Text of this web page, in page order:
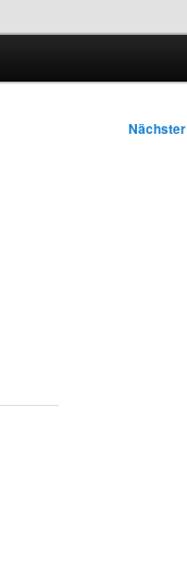
Nächster